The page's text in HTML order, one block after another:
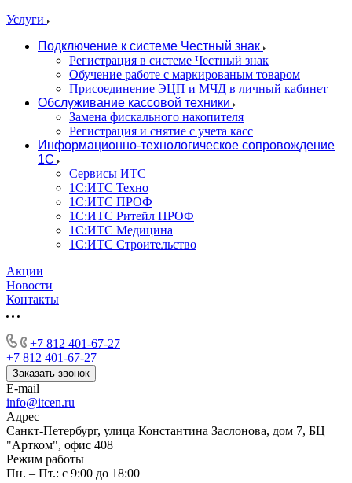
Услуги
Подключение к системе Честный знак
Регистрация в системе Честный знак
Обучение работе с маркированым товаром
Присоединение ЭЦП и МЧД в личный кабинет
Обслуживание кассовой техники
Замена фискального накопителя
Регистрация и снятие с учета касс
Информационно-технологическое сопровождение
1C
Сервисы ИТС
1С:ИТС Техно
1С:ИТС ПРОФ
1С:ИТС Ритейл ПРОФ
1С:ИТС Медицина
1С:ИТС Строительство
Акции
Новости
Контакты
+7 812 401-67-27
+7 812 401-67-27
Заказать звонок
E-mail
info@itcen.ru
Адрес
Санкт-Петербург, улица Константина Заслонова, дом 7, БЦ
"Артком", офис 408
Режим работы
Пн. – Пт.: с 9:00 до 18:00